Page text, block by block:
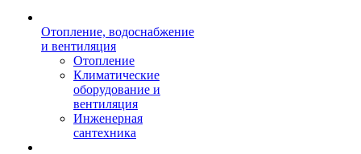
Отопление, водоснабжение
и вентиляция
Отопление
Климатические
оборудование и
вентиляция
Инженерная
сантехника